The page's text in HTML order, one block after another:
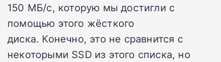
150 МБ/с, которую мы достигли с
помощью этого жёсткого
диска. Конечно, это не сравнится с
некоторыми SSD из этого списка, но